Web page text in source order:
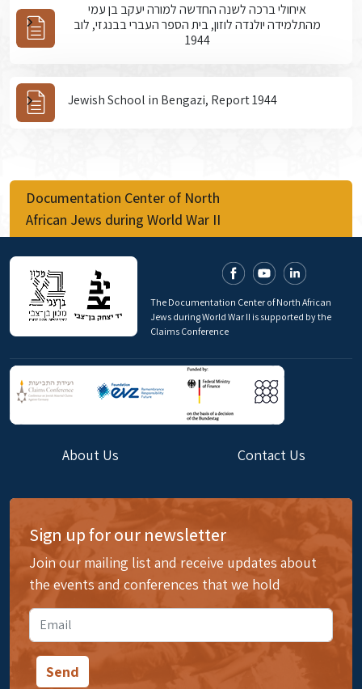
איחולי ברכה לשנה החדשה למורה יעקב בן עמי
מהתלמידה יולנדה לוזון, בית הספר העברי בבנגזי, לוב
1944
Jewish School in Bengazi, Report 1944
Documentation Center of North
African Jews during World War II
The Documentation Center of North African
Jews during World War II is supported by the
Claims Conference
About Us Contact Us
Sign up for our newsletter
Join our mailing list and receive updates about
the events and conferences that we hold